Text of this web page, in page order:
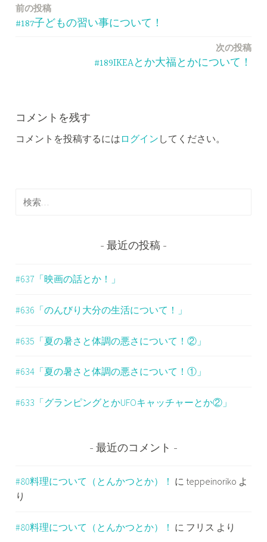
投
ー
シ
前の投稿
#187子どもの習い事について！
次の投稿
#189IKEAとか大福とかについて！
コメントを残す
コメントを投稿するには ログイン してください。
検
索
最近の投稿
#637「映画の話とか！」
#636「のんびり大分の生活について！」
#635「夏の暑さと体調の悪さについて！②」
#634「夏の暑さと体調の悪さについて！①」
#633「グランピングとかUFOキャッチャーとか②」
最近のコメント
#80料理について（とんかつとか）！ に teppeinoriko よ
り
#80料理について（とんかつとか）！ に フリス より